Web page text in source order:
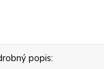
popis: